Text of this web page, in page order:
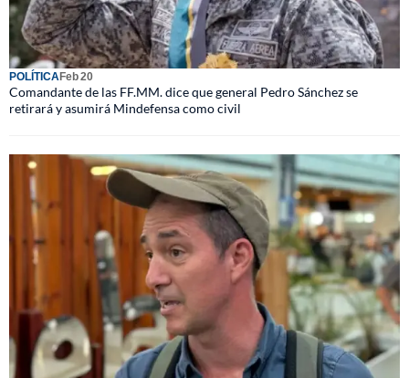
POLÍTICAFeb 20
Comandante de las FF.MM. dice que general Pedro Sánchez se
retirará y asumirá Mindefensa como civil